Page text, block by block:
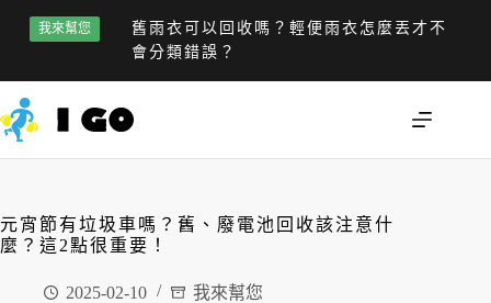
我來幫您
舊雨衣可以回收嗎？輕便雨衣怎麼丟才不
會分類錯誤？
元宵節有垃圾車嗎？舊、廢電池回收該注意什
麼？這2點很重要！
2025-02-10 我來幫您